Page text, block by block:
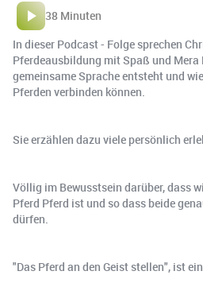
38 Minuten
In dieser Podcast - Folge sprechen
Pferdeausbildung mit Spaß und Mera
gemeinsame Sprache entsteht und
Pferden verbinden können.
Sie erzählen dazu viele persönlich
Völlig im Bewusstsein darüber, dass
Pferd Pferd ist und so dass beide
dürfen.
"Das Pferd an den Geist stellen", ist